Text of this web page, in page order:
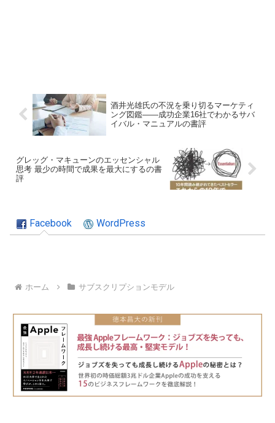
酒井光雄氏の不況を乗り切るマーケティ
ング図鑑――成功企業16社でわかるサバ
イバル・マニュアルの書評
グレッグ・マキューンのエッセンシャル
思考 最少の時間で成果を最大にするの書
評
Facebook WordPress
ホーム サブスクリプションモデル